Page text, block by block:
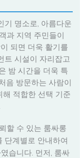
기 명소로, 아름다운
과 지역 주민들이
되면 더욱 활기를
트 시설이 자리잡고
밤 시간을 더욱 특
음 방문하는 사람이
적합한 선택 기준
할 수 있는 룸싸롱
단계별로 안내하여
습니다. 먼저, 룸싸